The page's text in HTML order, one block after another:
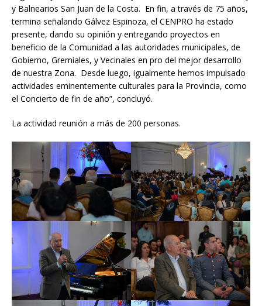
y Balnearios San Juan de la Costa. En fin, a través de 75 años,
termina señalando Gálvez Espinoza, el CENPRO ha estado
presente, dando su opinión y entregando proyectos en
beneficio de la Comunidad a las autoridades municipales, de
Gobierno, Gremiales, y Vecinales en pro del mejor desarrollo
de nuestra Zona. Desde luego, igualmente hemos impulsado
actividades eminentemente culturales para la Provincia, como
el Concierto de fin de año”, concluyó.
La actividad reunión a más de 200 personas.